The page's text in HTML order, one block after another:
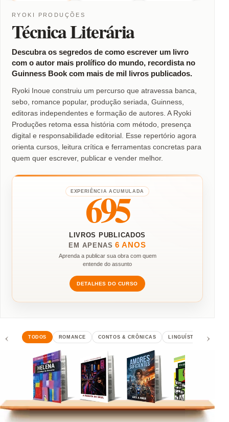
RYOKI PRODUÇÕES
Técnica Literária
Descubra os segredos de como escrever um livro
com o autor mais prolífico do mundo, recordista no
Guinness Book com mais de mil livros publicados.
Ryoki Inoue construiu um percurso que atravessa banca,
sebo, romance popular, produção seriada, Guinness,
editoras independentes e formação de autores. A Ryoki
Produções retoma essa história com método, presença
digital e responsabilidade editorial. Esse repertório agora
orienta cursos, leitura crítica e ferramentas concretas para
quem quer escrever, publicar e vender melhor.
EXPERIÊNCIA ACUMULADA
761
LIVROS PUBLICADOS
EM APENAS6 ANOS
Aprenda a publicar sua obra com quem
entende do assunto
DETALHES DO CURSO
‹ TODOS ROMANCE CONTOS & CRÔNICAS LINGUÍSTICA ›